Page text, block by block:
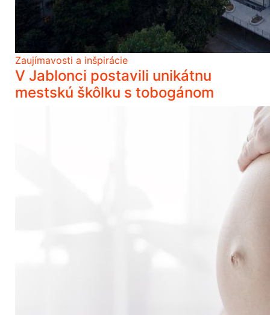
Zaujímavosti a inšpirácie
V Jablonci postavili unikátnu
mestskú škôlku s tobogánom